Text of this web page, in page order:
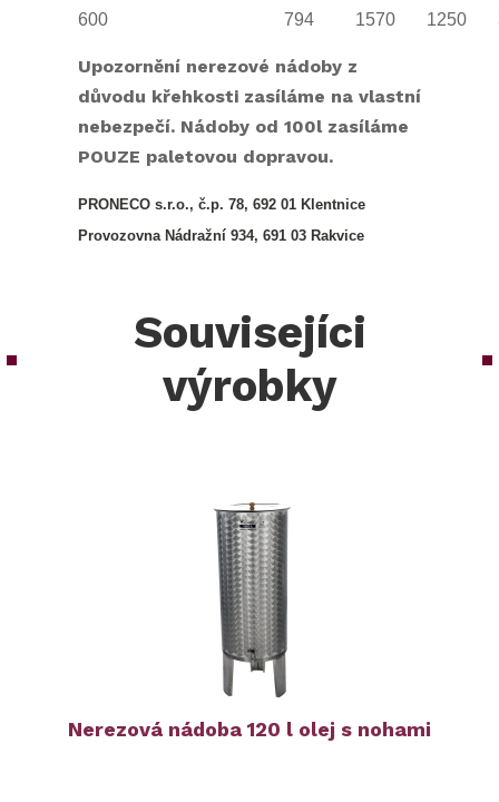
600 794 1570 1250
Upozornění nerezové nádoby z
důvodu křehkosti zasíláme na vlastní
nebezpečí. Nádoby od 100l zasíláme
POUZE paletovou dopravou.
PRONECO s.r.o., č.p. 78, 692 01 Klentnice
Provozovna Nádražní 934, 691 03 Rakvice
Souvisejíci
výrobky
Nerezová nádoba 120 l olej s nohami